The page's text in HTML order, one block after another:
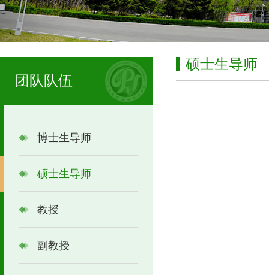
团队队伍
博士生导师
硕士生导师
教授
副教授
硕士生导师